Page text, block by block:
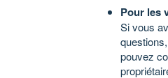
Pour les
Si vous
pouvez